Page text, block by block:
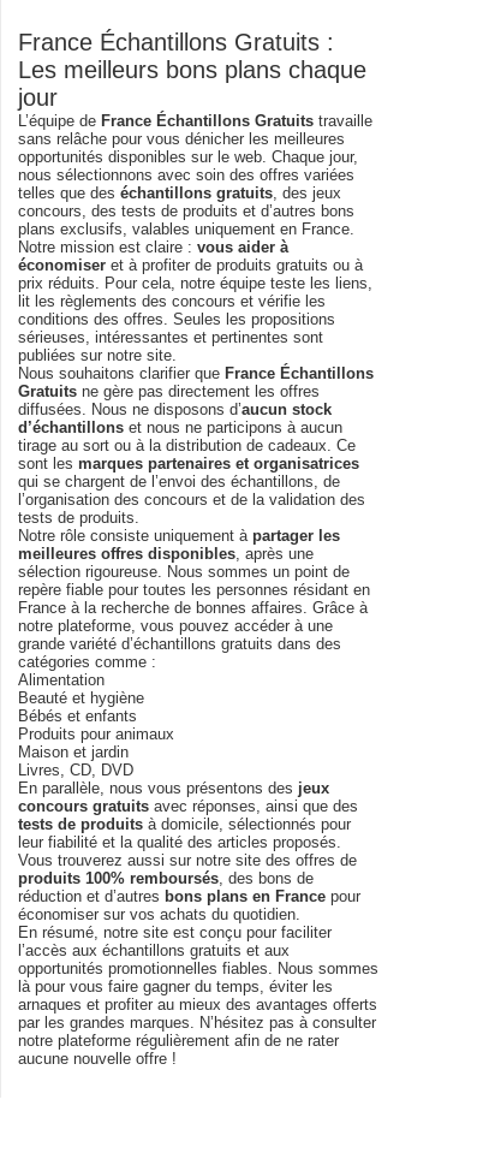
France Échantillons Gratuits :
Les meilleurs bons plans chaque
jour
L’équipe de France Échantillons Gratuits travaille
sans relâche pour vous dénicher les meilleures
opportunités disponibles sur le web. Chaque jour,
nous sélectionnons avec soin des offres variées
telles que des échantillons gratuits, des jeux
concours, des tests de produits et d’autres bons
plans exclusifs, valables uniquement en France.
Notre mission est claire : vous aider à
économiser et à profiter de produits gratuits ou à
prix réduits. Pour cela, notre équipe teste les liens,
lit les règlements des concours et vérifie les
conditions des offres. Seules les propositions
sérieuses, intéressantes et pertinentes sont
publiées sur notre site.
Nous souhaitons clarifier que France Échantillons
Gratuits ne gère pas directement les offres
diffusées. Nous ne disposons d’aucun stock
d’échantillons et nous ne participons à aucun
tirage au sort ou à la distribution de cadeaux. Ce
sont les marques partenaires et organisatrices
qui se chargent de l’envoi des échantillons, de
l’organisation des concours et de la validation des
tests de produits.
Notre rôle consiste uniquement à partager les
meilleures offres disponibles, après une
sélection rigoureuse. Nous sommes un point de
repère fiable pour toutes les personnes résidant en
France à la recherche de bonnes affaires. Grâce à
notre plateforme, vous pouvez accéder à une
grande variété d’échantillons gratuits dans des
catégories comme :
Alimentation
Beauté et hygiène
Bébés et enfants
Produits pour animaux
Maison et jardin
Livres, CD, DVD
En parallèle, nous vous présentons des jeux
concours gratuits avec réponses, ainsi que des
tests de produits à domicile, sélectionnés pour
leur fiabilité et la qualité des articles proposés.
Vous trouverez aussi sur notre site des offres de
produits 100% remboursés, des bons de
réduction et d’autres bons plans en France pour
économiser sur vos achats du quotidien.
En résumé, notre site est conçu pour faciliter
l’accès aux échantillons gratuits et aux
opportunités promotionnelles fiables. Nous sommes
là pour vous faire gagner du temps, éviter les
arnaques et profiter au mieux des avantages offerts
par les grandes marques. N’hésitez pas à consulter
notre plateforme régulièrement afin de ne rater
aucune nouvelle offre !